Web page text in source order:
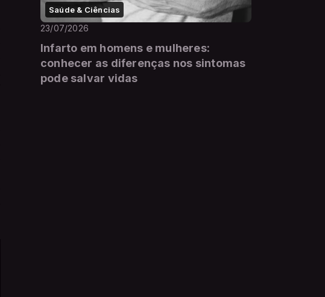
Saúde & Ciências
23/07/2026
Infarto em homens e mulheres:
conhecer as diferenças nos sintomas
pode salvar vidas